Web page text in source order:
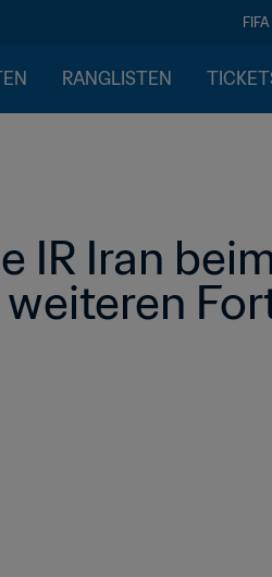
RANGLISTEN
IR Iran
weiteren